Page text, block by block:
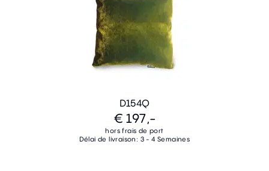
D154Q
€ 197,-
hors frais de port
Délai de livraison: 3 - 4 Semaines